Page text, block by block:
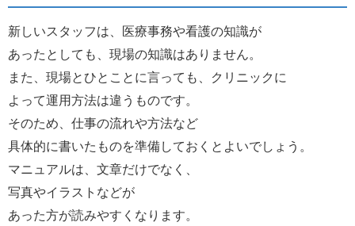
新しいスタッフは、医療事務や看護の知識が
あったとしても、現場の知識はありません。
また、現場とひとことに言っても、クリニックに
よって運用方法は違うものです。
そのため、仕事の流れや方法など
具体的に書いたものを準備しておくとよいでしょう。
マニュアルは、文章だけでなく、
写真やイラストなどが
あった方が読みやすくなります。